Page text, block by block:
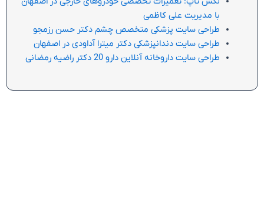
با مدیریت علی کاظمی
طراحی سایت پزشکی متخصص چشم دکتر حسن رزمجو
طراحی سایت دندانپزشکی دکتر میترا آداودی در اصفهان
طراحی سایت داروخانه آنلاین دارو 20 دکتر راضیه رمضانی